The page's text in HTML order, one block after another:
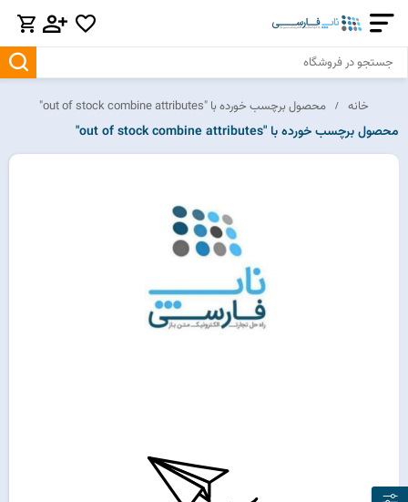
خانه محصول برچسب خورده با "out of stock combine attributes"
محصول برچسب خورده با "out of stock combine attributes"